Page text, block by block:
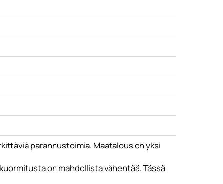
parannustoimia. Maatalous on yksi
on mahdollista vähentää. Tässä